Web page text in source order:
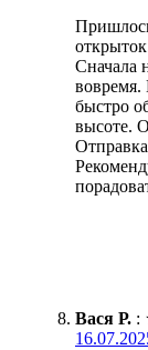
Сначала
вовремя.
быстро
высоте.
Вася Р. :